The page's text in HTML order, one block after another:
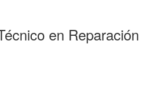
en Reparación